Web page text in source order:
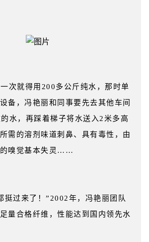
次就得用200多公斤纯水，那时单
备，冯艳丽和同事要先去其他车间
水，再踩着梯子将水送入2米多高
需的溶剂味道刺鼻、具有毒性，由
的嗅觉基本失灵……
挺过来了！”2002年，冯艳丽团队
量合格纤维，性能达到国内领先水